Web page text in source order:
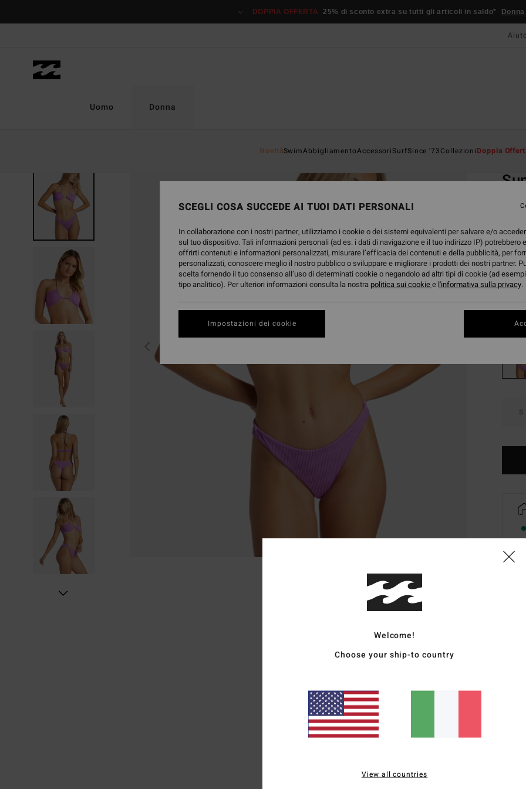
prodotto
DOPPIA OFFERTA 25% di sconto extra su tutti gli articoli in saldo* Donna
Uomo Donna
NovitàSwimAbbigliamentoAccessoriSurfSince '73CollezioniDoppia
45,95
S
con
Welcome!
Choose your ship-to country
View all countries
SCEGLI COSA SUCCEDE AI TUOI DATI PERSONALI
In collaborazione con i nostri partner, utilizziamo i cookie o dei sistemi equivalenti per salvare e/o
sul tuo dispositivo. Tali informazioni personali (ad es. i dati di navigazione e il tuo indirizzo IP) potrebbero
offrirti contenuti e informazioni personalizzati, misurare l’efficacia dei contenuti e della pubblicità, per
personalizzati, conoscere meglio il nostro pubblico o sviluppare e migliorare i prodotti dei nostri partner.
scelta fornendo il tuo consenso all’uso di determinati cookie o negandolo ad altri tipi di cookie (ad
tipo analitico). Per ulteriori informazioni consulta la nostra politica sui cookiee l'informativa sulla privacy.
Impostazioni dei cookie